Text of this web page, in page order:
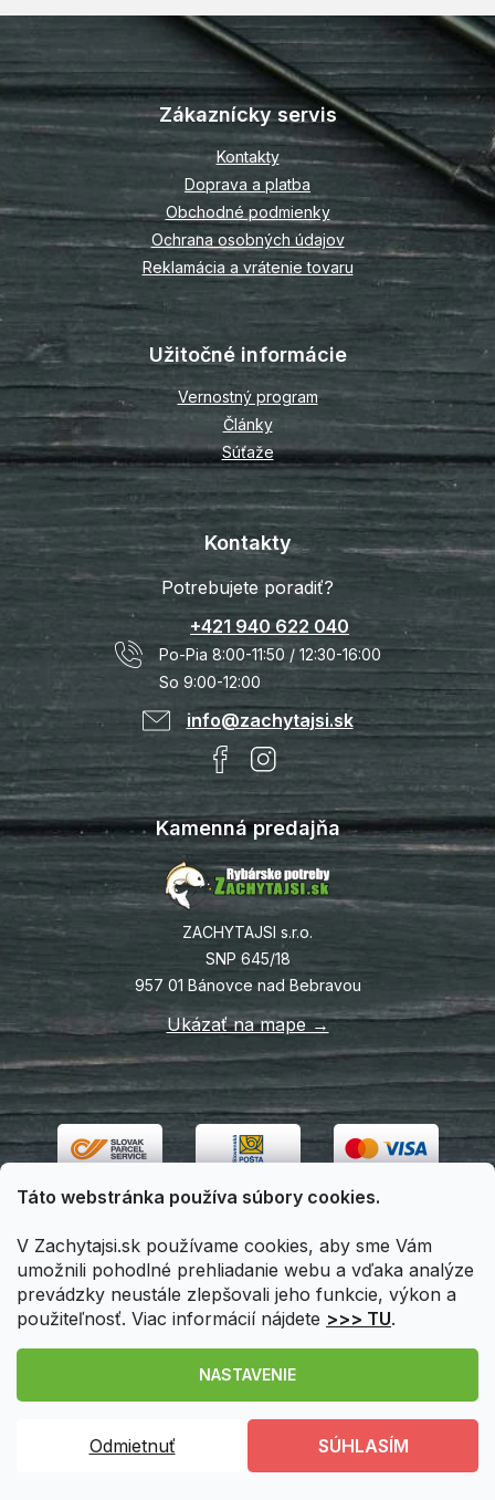
Táto webstránka používa súbory cookies.
V Zachytajsi.sk používame cookies, aby sme Vám
umožnili pohodlné prehliadanie webu a vďaka analýze
prevádzky neustále zlepšovali jeho funkcie, výkon a
použiteľnosť. Viac informácií nájdete >>> TU.
NASTAVENIE
Odmietnuť SÚHLASÍM
Registráciouzískavate u nás
a možnosť stať sa
Z
á
p
ä
e
Zákaznícky servis
Kontakty
Doprava a platba
Obchodné podmienky
Ochrana osobných údajov
Reklamácia a vrátenie tovaru
Užitočné informácie
Vernostný program
Články
Súťaže
Kontakty
Potrebujete poradiť?
+421 940 622 040
Po-Pia 8:00-11:50 / 12:30-16:00
So 9:00-12:00
info@zachytajsi.sk
Kamenná predajňa
ZACHYTAJSI s.r.o.
SNP 645/18
957 01 Bánovce nad Bebravou
Ukázať na mape →
Zachytajsi.sk
Upraviť nastavenie cookies